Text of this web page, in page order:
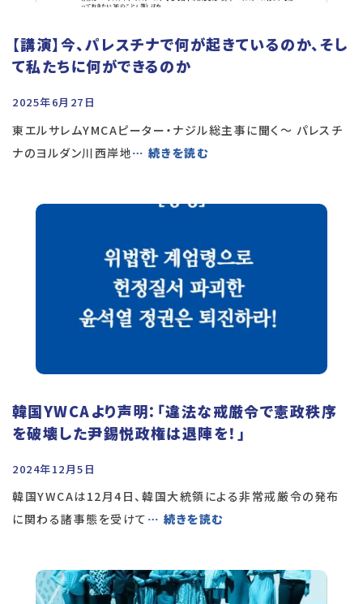
【講演】今、パレスチナで何が起きているのか、そし
て私たちに何ができるのか
2025年6月27日
東エルサレムYMCAピーター・ナジル総主事に聞く～ パレスチ
ナのヨルダン川西岸地… 続きを読む
韓国YWCAより声明：「違法な戒厳令で憲政秩序
を破壊した尹錫悦政権は退陣を！」
2024年12月5日
韓国YWCAは12月4日、韓国大統領による非常戒厳令の発布
に関わる諸事態を受けて … 続きを読む